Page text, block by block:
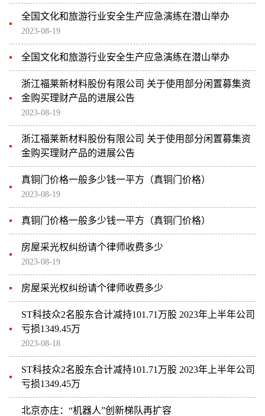
全国文化和旅游行业安全生产应急演练在潜山举办
2023-08-19
全国文化和旅游行业安全生产应急演练在潜山举办
浙江福莱新材料股份有限公司 关于使用部分闲置募集资
金购买理财产品的进展公告
2023-08-19
浙江福莱新材料股份有限公司 关于使用部分闲置募集资
金购买理财产品的进展公告
真铜门价格一般多少钱一平方（真铜门价格）
2023-08-19
真铜门价格一般多少钱一平方（真铜门价格）
房屋采光权纠纷请个律师收费多少
2023-08-19
房屋采光权纠纷请个律师收费多少
ST科技众2名股东合计减持101.71万股 2023年上半年公司
亏损1349.45万
2023-08-18
ST科技众2名股东合计减持101.71万股 2023年上半年公司
亏损1349.45万
北京亦庄：“机器人”创新梯队再扩容